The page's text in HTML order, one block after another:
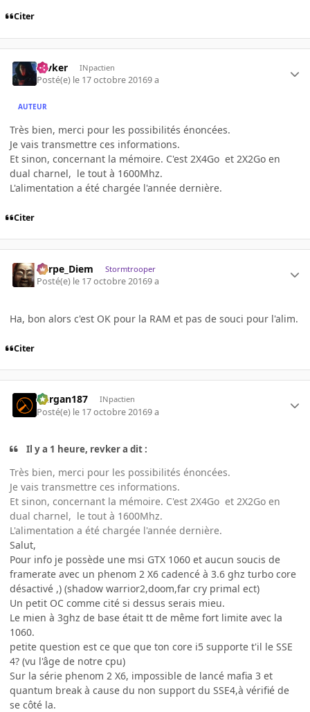
Citer
revker INpactien
Posté(e) le 17 octobre 20169 a
AUTEUR
Très bien, merci pour les possibilités énoncées.
Je vais transmettre ces informations.
Et sinon, concernant la mémoire. C'est 2X4Go et 2X2Go en
dual charnel, le tout à 1600Mhz.
L'alimentation a été chargée l'année dernière.
Citer
Carpe_Diem Stormtrooper
Posté(e) le 17 octobre 20169 a
Ha, bon alors c'est OK pour la RAM et pas de souci pour l'alim.
Citer
kurgan187 INpactien
Posté(e) le 17 octobre 20169 a
Il y a 1 heure, revker a dit :
Très bien, merci pour les possibilités énoncées.
Je vais transmettre ces informations.
Et sinon, concernant la mémoire. C'est 2X4Go et 2X2Go en
dual charnel, le tout à 1600Mhz.
L'alimentation a été chargée l'année dernière.
Salut,
Pour info je possède une msi GTX 1060 et aucun soucis de
framerate avec un phenom 2 X6 cadencé à 3.6 ghz turbo core
désactivé ,) (shadow warrior2,doom,far cry primal ect)
Un petit OC comme cité si dessus serais mieu.
Le mien à 3ghz de base était tt de même fort limite avec la
1060.
petite question est ce que que ton core i5 supporte t'il le SSE
4? (vu l'âge de notre cpu)
Sur la série phenom 2 X6, impossible de lancé mafia 3 et
quantum break à cause du non support du SSE4,à vérifié de
se côté la.